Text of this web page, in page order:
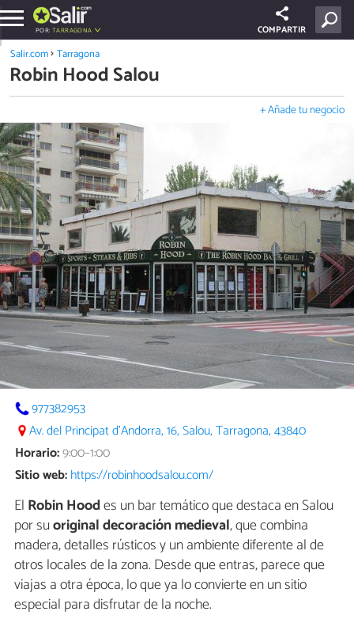
POR: TARRAGONA COMPARTIR
Salir.com Tarragona
Robin Hood Salou
+ Añade tu negocio
977382953
Av. del Principat d'Andorra, 16, Salou, Tarragona, 43840
Horario:9:00–1:00
Sitio web:https://robinhoodsalou.com/
El Robin Hoodes un bar temático que destaca en Salou
por suoriginal decoración medieval, que combina
madera, detalles rústicos y un ambiente diferente al de
otros locales de la zona. Desde que entras, parece que
viajas a otra época, lo que ya lo convierte en un sitio
especial para disfrutar de la noche.